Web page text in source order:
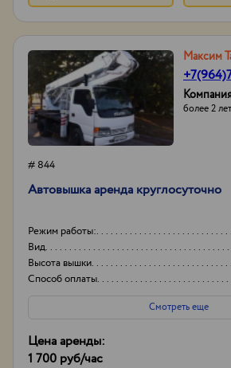
Максим
более 2
# 844
Автовышка аренда круглосуточно
Режим работы:
Вид
Высота вышки
Способ оплаты
Смотреть еще
Цена аренды:
1 700 руб/час